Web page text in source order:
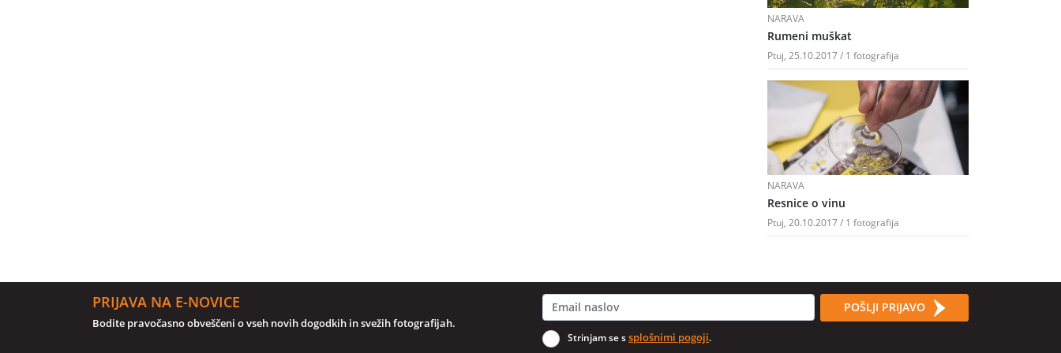
NARAVA
Rumeni muškat
Ptuj, 25.10.2017 / 1 fotografija
NARAVA
Resnice o vinu
Ptuj, 20.10.2017 / 1 fotografija
PRIJAVA NA E-NOVICE
Bodite pravočasno obveščeni o vseh novih dogodkih in svežih fotografijah.
POŠLJI PRIJAVO
Strinjam se ssplošnimi pogoji.